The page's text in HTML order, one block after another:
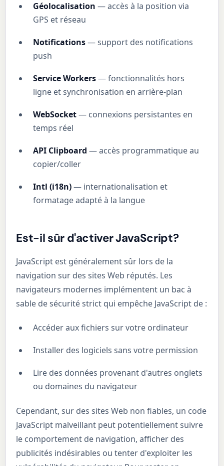
Géolocalisation — accès à la position via
GPS et réseau
Notifications— support des notifications
push
Service Workers— fonctionnalités hors
ligne et synchronisation en arrière-plan
WebSocket— connexions persistantes en
temps réel
API Clipboard — accès programmatique au
copier/coller
Intl (i18n)— internationalisation et
formatage adapté à la langue
Est-il sûr d'activer JavaScript?
JavaScript est généralement sûr lors de la
navigation sur des sites Web réputés. Les
navigateurs modernes implémentent un bac à
sable de sécurité strict qui empêche JavaScript de :
Accéder aux fichiers sur votre ordinateur
Installer des logiciels sans votre permission
Lire des données provenant d'autres onglets
ou domaines du navigateur
Cependant, sur des sites Web non fiables, un code
JavaScript malveillant peut potentiellement suivre
le comportement de navigation, afficher des
publicités indésirables ou tenter d'exploiter les